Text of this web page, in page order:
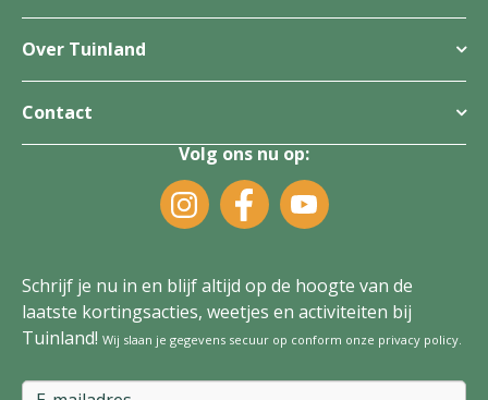
Over Tuinland
Contact
Volg ons nu op:
Schrijf je nu in en blijf altijd op de hoogte van de
laatste kortingsacties, weetjes en activiteiten bij
Tuinland! Wij slaan je gegevens secuur op conform onze privacy policy.